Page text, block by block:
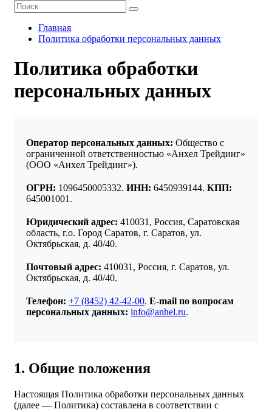
Главная
Политика обработки персональных данных
Политика обработки
персональных данных
Оператор персональных данных: Общество с
ограниченной ответственностью «Анхел Трейдинг»
(ООО «Анхел Трейдинг»).
ОГРН: 1096450005332. ИНН: 6450939144. КПП:
645001001.
Юридический адрес: 410031, Россия, Саратовская
область, г.о. Город Саратов, г. Саратов, ул.
Октябрьская, д. 40/40.
Почтовый адрес: 410031, Россия, г. Саратов, ул.
Октябрьская, д. 40/40.
Телефон: +7 (8452) 42-42-00. E-mail по вопросам
персональных данных: info@anhel.ru.
1. Общие положения
Настоящая Политика обработки персональных данных
(далее — Политика) составлена в соответствии с